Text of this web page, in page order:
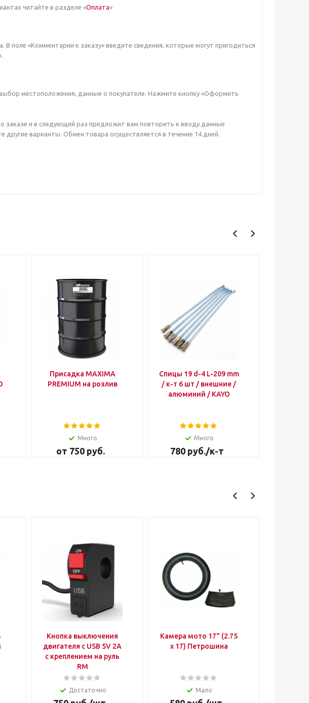
читайте в разделе «Оплата»
поле «Комментарии к заказу» введите сведения, которые могут пригодиться
местоположения, данные о покупателе. Нажмите кнопку «Оформить
и в следующий раз предложит вам повторить к вводу данные
варианты. Обмен товара осуществляется в течение 14 дней.
Присадка MAXIMA
PREMIUM на розлив
Много
от 750 руб.
Спицы 19 d-4 L-209 mm
/ к-т 6 шт / внешние /
алюминий / KAYO
Много
780 руб./к-т
Кнопка выключения
двигателя с USB 5V 2A
с креплением на руль
RM
Достаточно
Камера мото 17" (2.75
х 17) Петрошина
Мало